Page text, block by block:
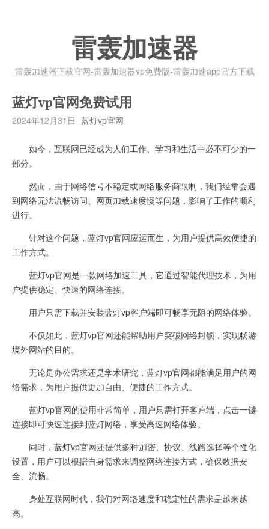
雷轰加速器
雷轰加速器下载官网-雷轰加速器vp免费版-雷轰加速app官方下载
蓝灯vp官网免费试用
2024年12月31日 蓝灯vp官网
如今，互联网已经成为人们工作、学习和生活中必不可少的一
部分。
然而，由于网络信号不稳定或网络服务商限制，我们经常会遇
到网络无法流畅访问、网页加载速度慢等问题，影响了工作的顺利
进行。
针对这个问题，蓝灯vp官网应运而生，为用户提供高效便捷的
工作方式。
蓝灯vp官网是一款网络加速工具，它通过智能代理技术，为用
户提供稳定、快速的网络连接。
用户只需下载并安装蓝灯vp客户端即可畅享无阻的网络体验。
不仅如此，蓝灯vp官网还能帮助用户突破网络封锁，实现畅游
境外网站的目的。
无论是办公需求还是学术研究，蓝灯vp官网都能满足用户的网
络需求，为用户提供更加自由、便捷的工作方式。
蓝灯vp官网的使用非常简单，用户只需打开客户端，点击一键
连接即可快速连接到蓝灯网络，享受高速网络体验。
同时，蓝灯vp官网还提供多种加密、协议、线路选择等个性化
设置，用户可以根据自身需求来调整网络连接方式，确保数据安
全、流畅。
身处互联网时代，我们对网络速度和稳定性的需求是越来越
高。